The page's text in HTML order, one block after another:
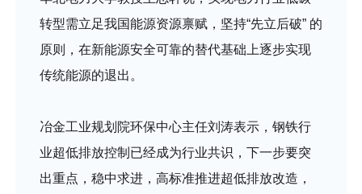
转型需立足我国能源资源禀赋，坚持“先立后破” 的
原则，在新能源安全可靠的替代基础上逐步实现
传统能源的退出。
冶金工业规划院环保中心主任刘涛表示，钢铁行
业超低排放控制已经成为行业共识，下一步要突
出重点，稳中求进，高标准推进超低排放改造，